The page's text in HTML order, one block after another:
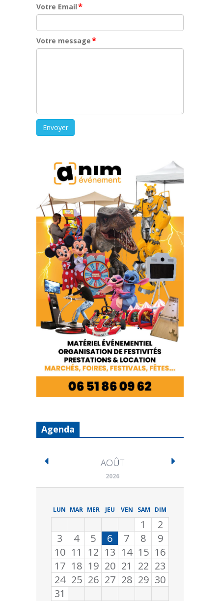
Votre Email*
Votre message*
Agenda
AOÛT
2026
LUN MAR MER JEU VEN SAM DIM
1
2
3
4 5 6 7 8
9
10 11 12 13 14 15 16
17 18 19 20 21 22 23
24 25 26 27 28 29 30
31